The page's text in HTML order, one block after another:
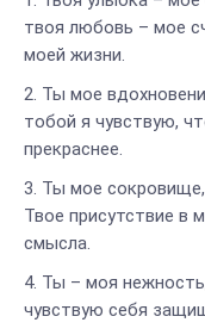
твоя любовь – мое
моей жизни.
Ты мое
тобой я чувствую,
прекраснее.
Ты мое
Твое присутствие в
смысла.
Ты – моя
чувствую себя